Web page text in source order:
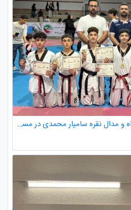
مدال طلای صدرا سلطانخواه و مدال نقره سامیار محمدی در مسابقات قهرمانی نونهالان استان گیلان